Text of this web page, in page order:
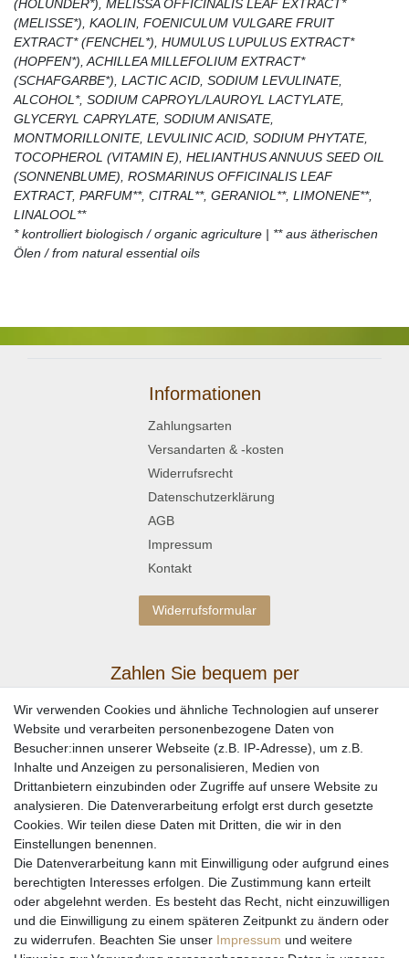
(HOLUNDER*), MELISSA OFFICINALIS LEAF EXTRACT*
(MELISSE*), KAOLIN, FOENICULUM VULGARE FRUIT
EXTRACT* (FENCHEL*), HUMULUS LUPULUS EXTRACT*
(HOPFEN*), ACHILLEA MILLEFOLIUM EXTRACT*
(SCHAFGARBE*), LACTIC ACID, SODIUM LEVULINATE,
ALCOHOL*, SODIUM CAPROYL/LAUROYL LACTYLATE,
GLYCERYL CAPRYLATE, SODIUM ANISATE,
MONTMORILLONITE, LEVULINIC ACID, SODIUM PHYTATE,
TOCOPHEROL (VITAMIN E), HELIANTHUS ANNUUS SEED OIL
(SONNENBLUME), ROSMARINUS OFFICINALIS LEAF
EXTRACT, PARFUM**, CITRAL**, GERANIOL**, LIMONENE**,
LINALOOL**
* kontrolliert biologisch / organic agriculture | ** aus ätherischen
Ölen / from natural essential oils
Informationen
Zahlungsarten
Versandarten & -kosten
Widerrufsrecht
Datenschutzerklärung
AGB
Impressum
Kontakt
Widerrufsformular
Zahlen Sie bequem per
Wir versenden mit
Wir verwenden Cookies und ähnliche Technologien auf unserer
Website und verarbeiten personenbezogene Daten von
Besucher:innen unserer Webseite (z.B. IP-Adresse), um z.B.
Inhalte und Anzeigen zu personalisieren, Medien von
Drittanbietern einzubinden oder Zugriffe auf unsere Website zu
analysieren. Die Datenverarbeitung erfolgt erst durch gesetzte
Cookies. Wir teilen diese Daten mit Dritten, die wir in den
Einstellungen benennen.
Die Datenverarbeitung kann mit Einwilligung oder aufgrund eines
berechtigten Interesses erfolgen. Die Zustimmung kann erteilt
oder abgelehnt werden. Es besteht das Recht, nicht einzuwilligen
und die Einwilligung zu einem späteren Zeitpunkt zu ändern oder
zu widerrufen. Beachten Sie unser Impressum und weitere